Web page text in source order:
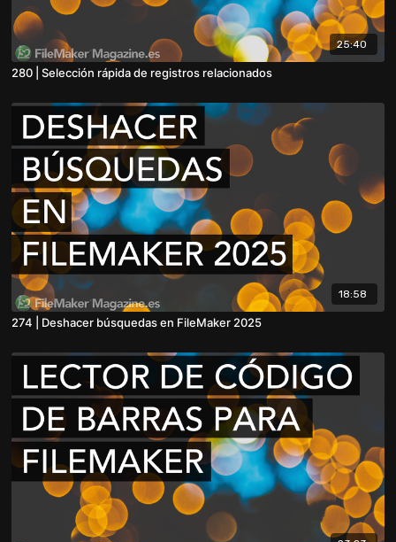
25:40
280 | Selección rápida de registros relacionados
18:58
274 | Deshacer búsquedas en FileMaker 2025